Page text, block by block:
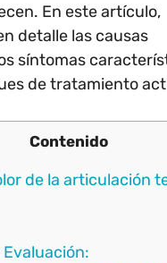
En este artículo,
detalle las causas
síntomas
de tratamiento
Contenido
de la articulación